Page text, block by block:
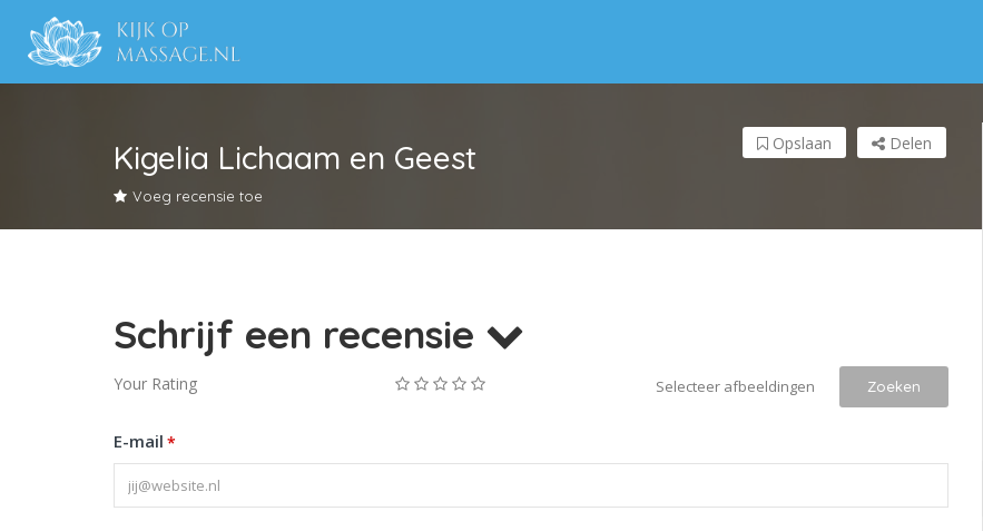
Kigelia Lichaam en Geest
Voeg recensie toe
Delen
Opslaan
Schrijf een recensie
Your Rating Selecteer afbeeldingen Zoeken
E-mail *